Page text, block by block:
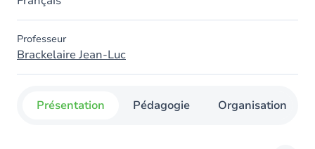
Professeur
Brackelaire Jean-Luc
Présentation Pédagogie Organisation